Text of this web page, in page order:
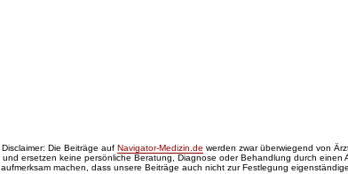
Disclaimer: Die Beiträge auf Navigator-Medizin.de werden zwar überwiegend von
und ersetzen keine persönliche Beratung, Diagnose oder Behandlung durch einen
aufmerksam machen, dass unsere Beiträge auch nicht zur Festlegung